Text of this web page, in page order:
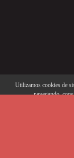
Utilizamos cookies de
navegando,